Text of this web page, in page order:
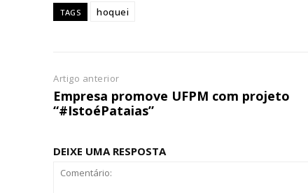
Ofertas para
TAGS hoquei
Artigo anterior
Empresa promove UFPM com projeto
“#IstoéPataias”
DEIXE UMA RESPOSTA